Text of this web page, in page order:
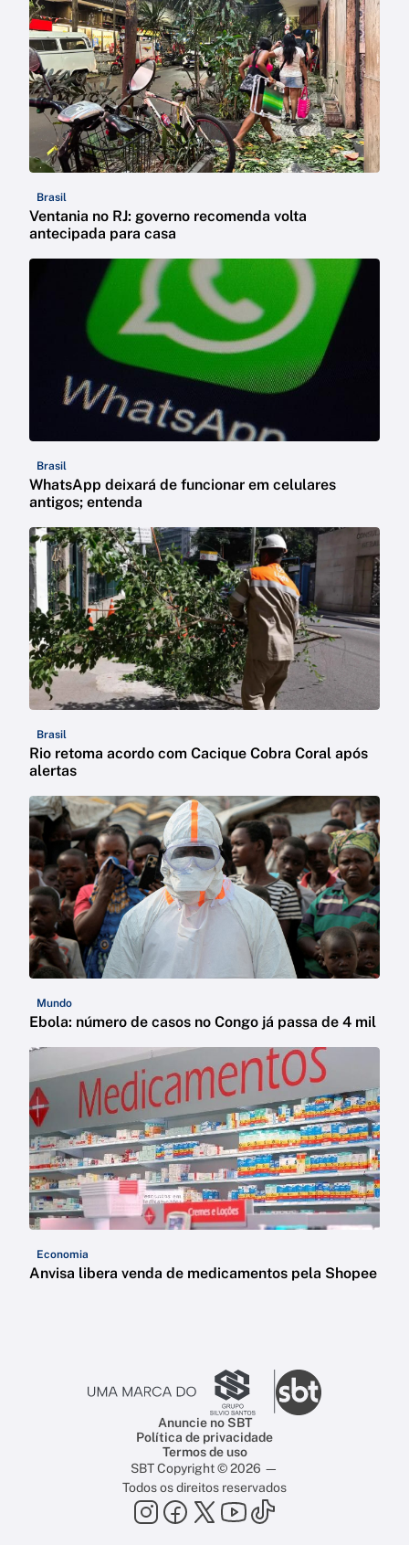
Brasil
Ventania no RJ: governo recomenda volta
antecipada para casa
Brasil
WhatsApp deixará de funcionar em celulares
antigos; entenda
Brasil
Rio retoma acordo com Cacique Cobra Coral após
alertas
Mundo
Ebola: número de casos no Congo já passa de 4 mil
Economia
Anvisa libera venda de medicamentos pela Shopee
Anuncie no SBT
Política de privacidade
Termos de uso
SBT Copyright © 2026 —
Todos os direitos reservados